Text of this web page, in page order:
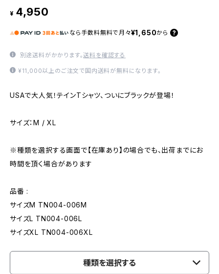
¥ 4,950
なら 手数料無料で 月々¥1,650から
別途送料がかかります。送料を確認する
¥11,000以上のご注文で国内送料が無料になります。
USAで大人気！テインTシャツ、ついにブラックが登場！
サイズ：M / XL
※種類を選択する画面で【在庫あり】の場合でも、出荷までにお
時間を頂く場合があります
品番 :
サイズM TN004-006M
サイズL TN004-006L
サイズXL TN004-006XL
種類を選択する